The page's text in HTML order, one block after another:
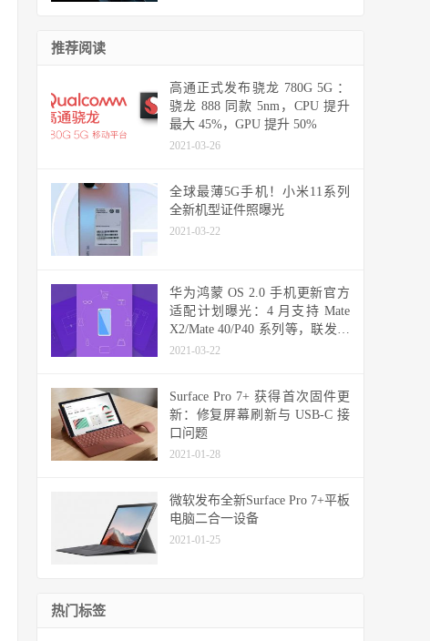
推荐阅读
高通正式发布骁龙 780G 5G ：
骁龙 888 同款 5nm，CPU 提升
最大 45%，GPU 提升 50%
2021-03-26
全球最薄5G手机！小米11系列
全新机型证件照曝光
2021-03-22
华为鸿蒙 OS 2.0 手机更新官方
适配计划曝光：4 月支持 Mate
X2/Mate 40/P40 系列等，联发科
天玑机型可能无缘
2021-03-22
Surface Pro 7+ 获得首次固件更
新：修复屏幕刷新与 USB-C 接
口问题
2021-01-28
微软发布全新Surface Pro 7+平板
电脑二合一设备
2021-01-25
热门标签